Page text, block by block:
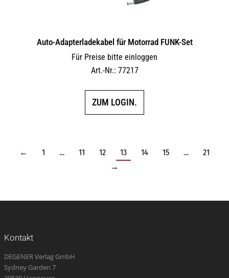
Auto-Adapterladekabel für Motorrad FUNK-Set
Für Preise bitte einloggen
Art.-Nr.: 77217
ZUM LOGIN.
← 1 … 11 12 13 14 15 …
21
→
Kontakt
DEGENER Verlag GmbH
Sydney Garden 7